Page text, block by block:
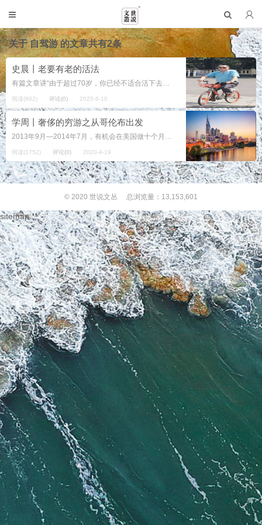
关于自驾游的文章共有2条
史晨丨老要有老的活法
有篇文章讲“由于超过70岁，你已经不适合活下去了……”这纯粹是屁话！ 如果已经70开外，即便小病小灾，只要不傻不呆，这些互联网的小技巧仍然学得来。又不是什么高科技，仅仅是个操作而已，就看你愿不愿动脑，爱不爱学习了...
阅读(802) 评论(0) 2025-6-10
学周丨奢侈的穷游之从哥伦布出发
2013年9月—2014年7月，有机会在美国做十个月的访问学者，对我是一件很特别的事情，我以为这是出自上帝的美意。特别要感谢OSU东方语言文学系的吴伟克（Galal Walker）教授和简小滨教授，他们的信任让我来到...
阅读(1752) 评论(0) 2020-4-19
© 2020 世说文丛 总浏览量：13,153,601
sitemap